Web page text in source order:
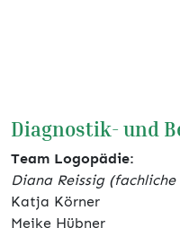
Diagnostik- und
Team Logopädie:
Diana Reissig
Katja Körner
Meike Hübner